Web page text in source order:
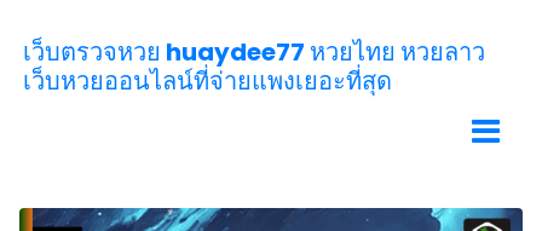
เว็บตรวจหวย huaydee77 หวยไทย หวยลาว
เว็บหวยออนไลน์ที่จ่ายแพงเยอะที่สุด